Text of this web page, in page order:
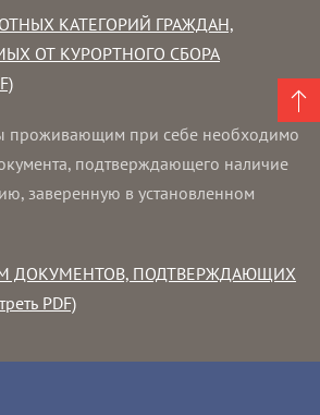
КАТЕГОРИЙ ГРАЖДАН,
ОТ КУРОРТНОГО СБОРА
проживающим при себе необходимо
подтверждающего наличие
заверенную в установленном
ДОКУМЕНТОВ, ПОДТВЕРЖДАЮЩИХ
PDF)